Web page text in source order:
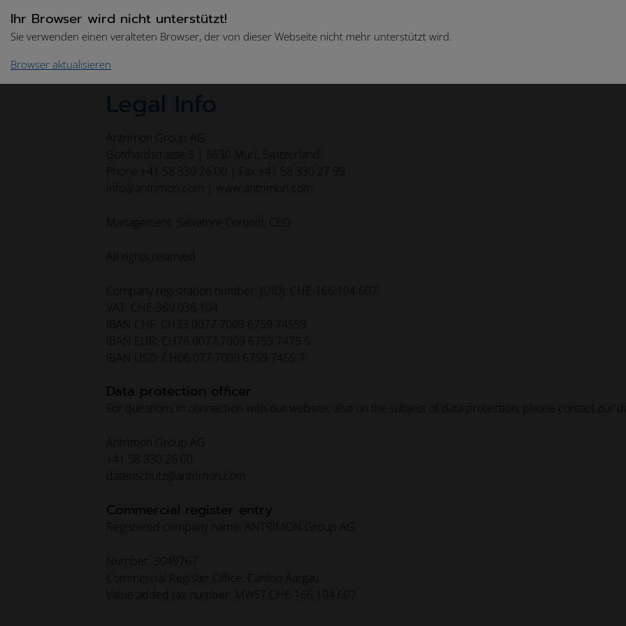
Legal Info
Antrimon Group AG
Gotthardstrasse 3 | 5630 Muri, Switzerland
Phone +41 58 330 26 00 | Fax +41 58 330 27 99
info@antrimon.com | www.antrimon.com
Management: Salvatore Coroniti, CEO
All rights reserved
Company registration number (UID): CHE-166.104.607
VAT: CHE-369.036.104
IBAN CHF: CH33 0077 7009 6759 74559
IBAN EUR: CH76 0077 7009 6759 7475 5
IBAN USD: CH06 077 7009 6759 7465 7
Data protection officer
For questions in connection with our website, also on the subject of data protection, please contact our
Antrimon Group AG
+41 58 330 26 00
datenschutz@antrimon.com
Commercial register entry
Registered company name: ANTRIMON Group AG
Number: 3049767
Commercial Register Office: Canton Aargau
Value added tax number: MWST CHE-166.104.607
Ihr Browser wird nicht unterstützt!
Sie verwenden einen veralteten Browser, der von dieser Webseite nicht mehr unterstützt wird.
Browser aktualisieren